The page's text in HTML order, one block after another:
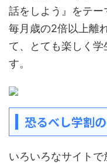
話をしよう』をテー
毎月歳の2倍以上離
て、とても楽しく
す。
恐るべし学割
いろいろなサイト